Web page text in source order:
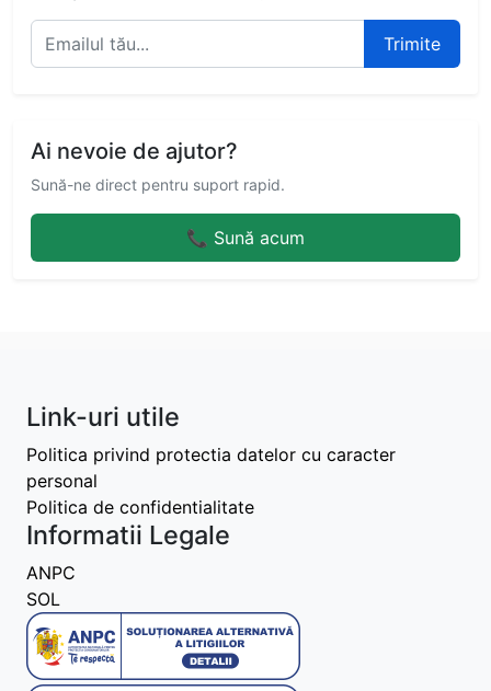
Trimite
Ai nevoie de ajutor?
Sună-ne direct pentru suport rapid.
📞 Sună acum
Link-uri utile
Politica privind protectia datelor cu caracter
personal
Politica de confidentialitate
Informatii Legale
ANPC
SOL